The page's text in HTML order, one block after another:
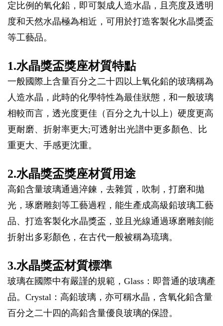
定比例的氧化鉛，即可製成人造水晶，且亮度及透明
度和天然水晶極為相近，可用於打造客製化水晶獎盃
等工藝品。
1.水晶獎盃獎座材質特點
一般國際上含量百分之二十四以上氧化鉛的玻璃稱為
人造水晶，此時的化學特性為最佳狀態，和一般玻璃
相較而言，透光度更佳（百分之九十以上）硬度更高
更耐磨、折射率更大;可透射出光譜中更多顏色、比
重更大、手感更沈重。
2.水晶獎盃獎座材質用途
高鉛含量玻璃通過淬鍊，去雜質，吹制，打磨和拋
光，琢磨雕刻等工藝過程，能生產成高級鉛玻璃工藝
品、打造客製化水晶獎盃，並且光線通過琢磨雕刻能
折射出多彩顏色，在古代一般被稱為琉璃。
3.水晶獎盃材質標準
玻璃在國際中有嚴謹的規範，Glass：即普通的玻璃產
品。Crystal：高鉛玻璃，亦可稱水晶，含氧化鉛含量
百分之二十四的高鉛含量優良玻璃的保證。